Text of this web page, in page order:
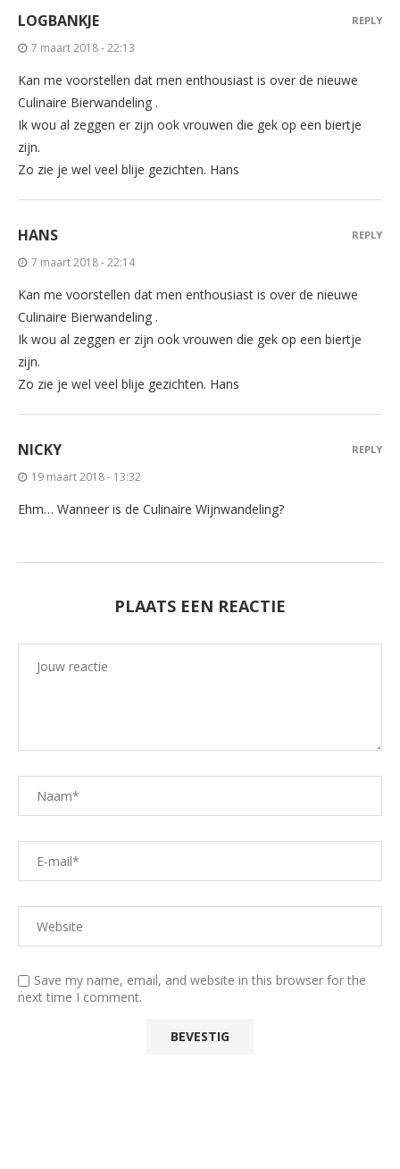
LOGBANKJE
7 maart 2018 - 22:13
Kan me voorstellen dat men enthousiast is over de nieuwe
Culinaire Bierwandeling .
Ik wou al zeggen er zijn ook vrouwen die gek op een biertje
zijn.
Zo zie je wel veel blije gezichten. Hans
REPLY
HANS
7 maart 2018 - 22:14
Kan me voorstellen dat men enthousiast is over de nieuwe
Culinaire Bierwandeling .
Ik wou al zeggen er zijn ook vrouwen die gek op een biertje
zijn.
Zo zie je wel veel blije gezichten. Hans
REPLY
NICKY
19 maart 2018 - 13:32
Ehm… Wanneer is de Culinaire Wijnwandeling?
REPLY
PLAATS EEN REACTIE
Save my name, email, and website in this browser for the
next time I comment.